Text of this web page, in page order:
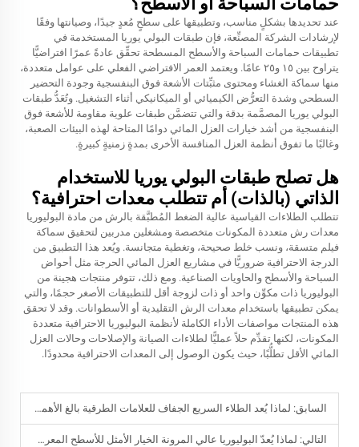
عند تحديدها بشكلٍ مناسب، وتطبيقها على سطحٍ مُعدٍ جيدًا، وصيانتها وفقًا
لإرشادات الشركة المصنِّعة، فإن طبقات البولي يوريا المستخدمة في
تطبيقات حمامات السباحة والأسطح المسطحة تحقِّق عادةً عمرًا افتراضيًّا
يتراوح بين ١٥ و٢٥ عامًا. ويعتمد العمر الافتراضي الفعلي على عوامل متعددة،
منها سماكة الغشاء ومحتوى مثبِّتات الأشعة فوق البنفسجية وجودة التحضير
السطحي وشدة التعرُّض الكيميائي أو الميكانيكي أثناء التشغيل. وتُعَدُّ طبقات
البولي يوريا المصمَّمة بدقة والتي تتضمَّن طبقات علوية مقاومة للأشعة فوق
البنفسجية من أشد خيارات العزل المائي دوامًا المتاحة لهذه البيئات الصعبة،
وغالبًا ما تفوق أنظمة العزل المنافسة الأخرى بمدةٍ زمنيةٍ كبيرةٍ.
هل تصلح طبقات البولي يوريا للاستخدام
الذاتي (بالذات) أم تتطلب معدات احترافية؟
تتطلب الطلاءات القياسية عالية الضغط المُطبَّقة بالرش من مادة البوليوريا
معدات رش متعددة المكونات متخصصة ومشغلين مدربين لتحقيق سماكة
فيلم متسقة، ونسب خلط صحيحة، وتغطية متجانسة. ويُعد هذا التطبيق من
الدرجة الاحترافية ضروريًّا في مشاريع العزل المائي الحرجة مثل أحواض
السباحة والأسطح والحاويات الصناعية. ومع ذلك، تتوفر منتجات هجينة من
البوليوريا ذات مكوِّن واحد أو ذات لزوجة أقل للتطبيقات الأصغر حجمًا، والتي
يمكن تطبيقها باستخدام معدات الرش التقليدية أو الأسطوانات. وقد لا تحقق
هذه المنتجات مواصفات الأداء الكاملة لأنظمة البوليوريا الاحترافية متعددة
المكونات، لكنها تقدِّم حلاً عمليًّا لطلاءات الصيانة والإصلاحات وحالات العزل
المائي الأقل تطلُّبًا، حيث يكون الوصول إلى المعدات الاحترافية محدودًا.
السابق: لماذا يُعد الطلاء السريع الجفاف للعلامات الطرقية بالغ الأهمية لتقليل التأخيرات المرورية أثناء التطبيق؟
التالي: لماذا يُعدّ البوليوريا عالي المرونة الخيار الأمثل للأسطح المعرضة للتمدّد والانكماش؟